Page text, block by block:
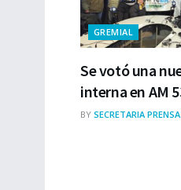
GREMIAL
Se votó una
interna en AM
BY SECRETARIA PRENSA